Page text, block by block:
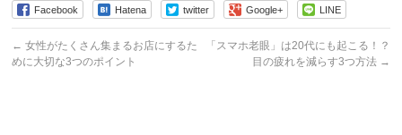
Facebook Hatena twitter Google+ LINE
← 女性がたくさん集まるお店にするた
めに大切な3つのポイント
「スマホ老眼」は20代にも起こる！？
目の疲れを減らす3つ方法 →